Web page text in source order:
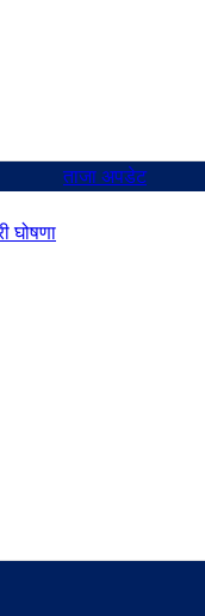
ताजा अपडेट
घोषणा